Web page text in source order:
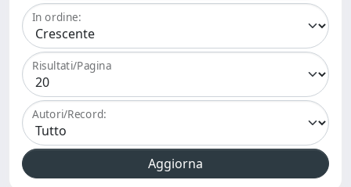
In ordine:
Risultati/Pagina
Autori/Record: